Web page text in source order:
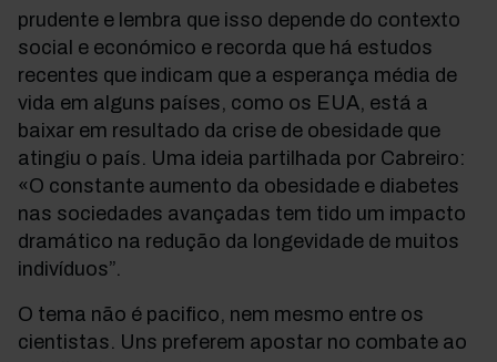
prudente e lembra que isso depende do contexto
social e económico e recorda que há estudos
recentes que indicam que a esperança média de
vida em alguns países, como os EUA, está a
baixar em resultado da crise de obesidade que
atingiu o país. Uma ideia partilhada por Cabreiro:
«O constante aumento da obesidade e diabetes
nas sociedades avançadas tem tido um impacto
dramático na redução da longevidade de muitos
indivíduos”.
O tema não é pacifico, nem mesmo entre os
cientistas. Uns preferem apostar no combate ao